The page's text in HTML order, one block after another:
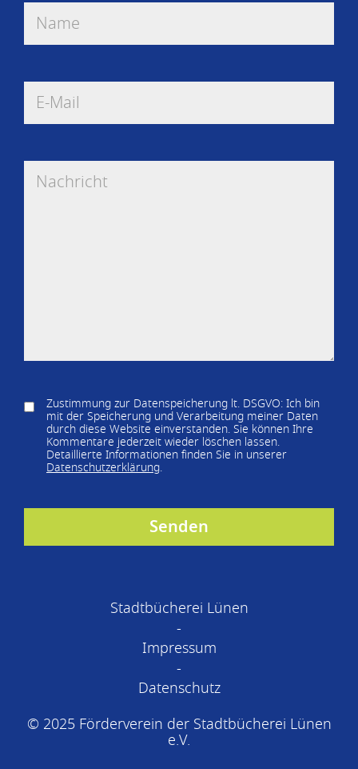
Zustimmung zur Datenspeicherung lt. DSGVO: Ich bin
mit der Speicherung und Verarbeitung meiner Daten
durch diese Website einverstanden. Sie können Ihre
Kommentare jederzeit wieder löschen lassen.
Detaillierte Informationen finden Sie in unserer
Datenschutzerklärung.
Stadtbücherei Lünen
Impressum
Datenschutz
© 2025 Förderverein der Stadtbücherei Lünen
e.V.